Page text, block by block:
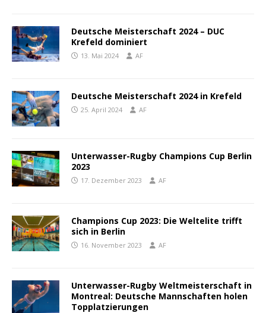
Deutsche Meisterschaft 2024 – DUC
Krefeld dominiert
13. Mai 2024 AF
Deutsche Meisterschaft 2024 in Krefeld
25. April 2024 AF
Unterwasser-Rugby Champions Cup Berlin
2023
17. Dezember 2023 AF
Champions Cup 2023: Die Weltelite trifft
sich in Berlin
16. November 2023 AF
Unterwasser-Rugby Weltmeisterschaft in
Montreal: Deutsche Mannschaften holen
Topplatzierungen